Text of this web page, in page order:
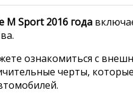
M Sport 2016 года
ознакомиться с
черты,